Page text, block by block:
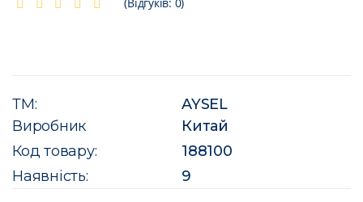
ТМ:
AYSEL
Виробник
Китай
Код товару:
188100
Наявність:
9